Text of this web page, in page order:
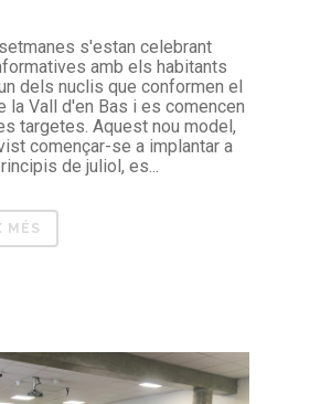
s'estan celebrant
amb els habitants
dels nuclis que conformen el
la Vall d'en Bas i es comencen
targetes. Aquest nou model,
començar-se a implantar a
de juliol, es...
MÉS